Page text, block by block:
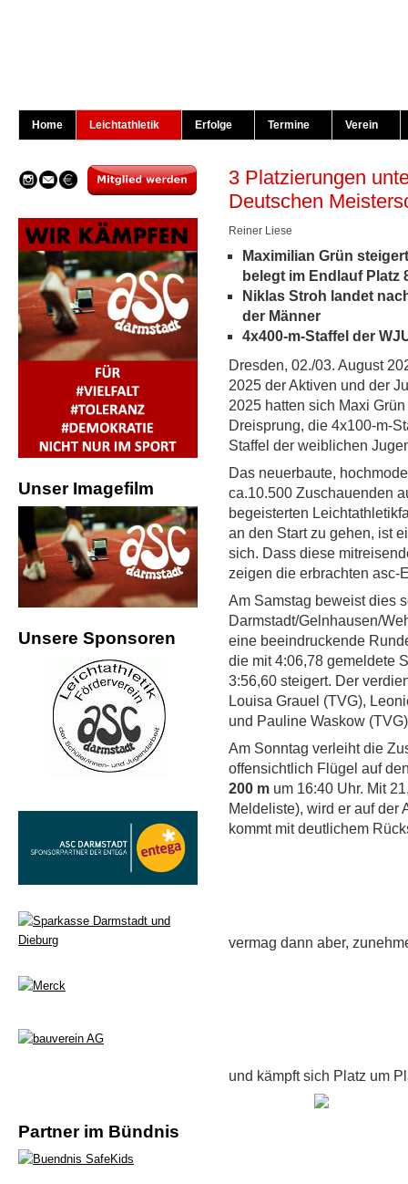
Home Leichtathletik Erfolge Termine Verein
Unser Imagefilm
Unsere Sponsoren
Partner im Bündnis
3 Platzierungen
Deutschen
Reiner Liese
Maximilian Grün
belegt im Endlauf Platz
Niklas Stroh landet
der Männer
4x400-m-Staffel der
Dresden, 02./03. August
2025 der Aktiven und der
2025 hatten sich Maxi
Dreisprung, die 4x100-m-
Staffel der weiblichen
Das neuerbaute,
ca.10.500 Zuschauenden
begeisterten
an den Start zu gehen, ist
sich. Dass diese
zeigen die erbrachten asc-
Am Samstag beweist dies
Darmstadt/Gelnhausen/
eine beeindruckende
die mit 4:06,78 gemeldete
3:56,60 steigert. Der
Louisa Grauel (TVG),
und Pauline Waskow
Am Sonntag verleiht die
offensichtlich Flügel auf
200 mum 16:40 Uhr. Mit
Meldeliste), wird er auf der
kommt mit deutlichem
vermag dann aber,
und kämpft sich Platz um